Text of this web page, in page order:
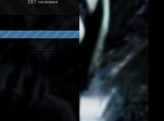
287 человек